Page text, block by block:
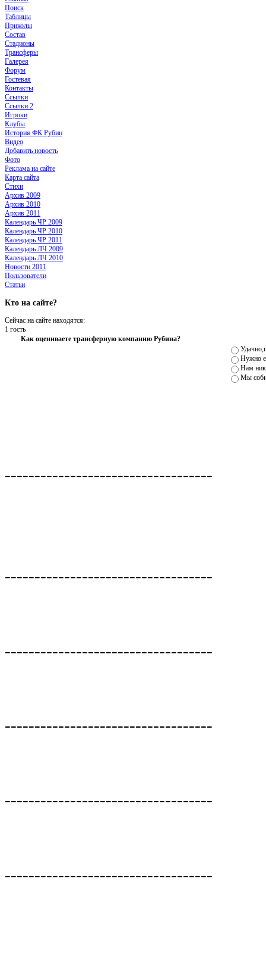
Поиск
Таблицы
Приколы
Состав
Стадионы
Трансферы
Галерея
Форум
Гостевая
Контакты
Ссылки
Ссылки 2
Игроки
Клубы
История ФК Рубин
Видео
Добавить новость
Фото
Реклама на сайте
Карта сайта
Стихи
Архив 2009
Архив 2010
Архив 2011
Календарь ЧР 2009
Календарь ЧР 2010
Календарь ЧР 2011
Календарь ЛЧ 2009
Календарь ЛЧ 2010
Новости 2011
Пользователи
Статьи
Кто на сайте?
Сейчас на сайте находятся:
1 гость
Как оцениваете трансферную компанию Рубина?
Нужно
Нам
Мы
-----------------------------------
-----------------------------------
-----------------------------------
-----------------------------------
-----------------------------------
-----------------------------------